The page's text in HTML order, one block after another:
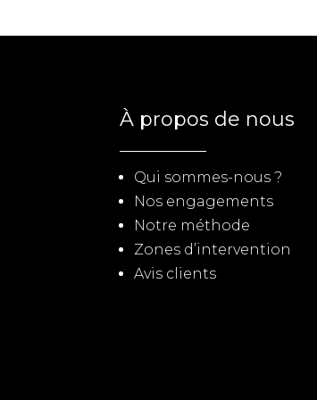
À propos de nous
Qui sommes-nous ?
Nos engagements
Notre méthode
Zones d’intervention
Avis clients